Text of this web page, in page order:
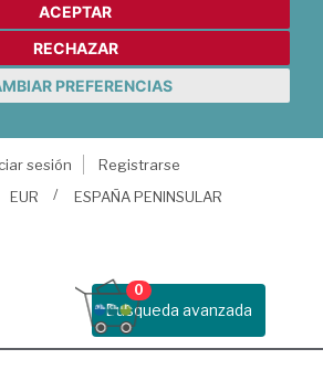
ACEPTAR
RECHAZAR
PREFERENCIAS
sesión
Registrarse
EUR ESPAÑA PENINSULAR
Busqueda avanzada
0